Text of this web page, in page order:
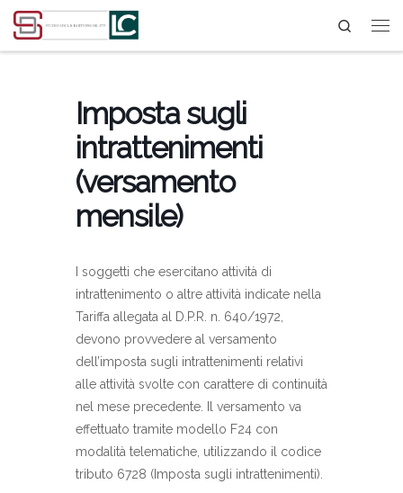
Passa al contenuto Search
Imposta sugli
intrattenimenti
(versamento
mensile)
I soggetti che esercitano attività di
intrattenimento o altre attività indicate nella
Tariffa allegata al D.P.R. n. 640/1972,
devono provvedere al versamento
dell’imposta sugli intrattenimenti relativi
alle attività svolte con carattere di continuità
nel mese precedente. Il versamento va
effettuato tramite modello F24 con
modalità telematiche, utilizzando il codice
tributo 6728 (Imposta sugli intrattenimenti).